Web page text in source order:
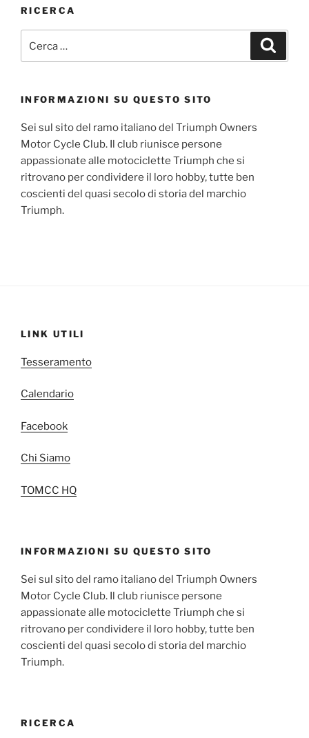
RICERCA
INFORMAZIONI SU QUESTO SITO
Sei sul sito del ramo italiano del Triumph Owners
Motor Cycle Club. Il club riunisce persone
appassionate alle motociclette Triumph che si
ritrovano per condividere il loro hobby, tutte ben
coscienti del quasi secolo di storia del marchio
Triumph.
LINK UTILI
Tesseramento
Calendario
Facebook
Chi Siamo
TOMCC HQ
INFORMAZIONI SU QUESTO SITO
Sei sul sito del ramo italiano del Triumph Owners
Motor Cycle Club. Il club riunisce persone
appassionate alle motociclette Triumph che si
ritrovano per condividere il loro hobby, tutte ben
coscienti del quasi secolo di storia del marchio
Triumph.
RICERCA